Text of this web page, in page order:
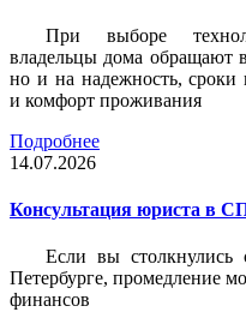
При выборе
владельцы дома обращают
но и на надежность, сроки
и комфорт проживания
Подробнее
14.07.2026
Консультация юриста в
Если вы столкнулись
Петербурге, промедление
финансов